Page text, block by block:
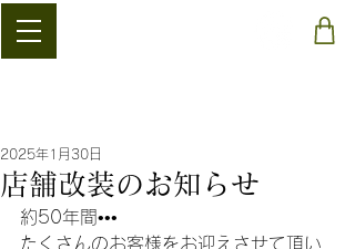
店舗改装のお知らせ
2025年1月30日
約50年間•••
たくさんのお客様をお迎えさせて頂い